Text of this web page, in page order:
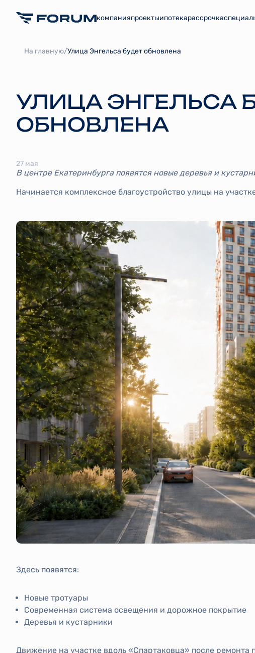
компанияпроектыипотекарассрочка
На главную/Улица Энгельса будет обновлена
УЛИЦА ЭНГЕЛЬСА
ОБНОВЛЕНА
27 мая
В центре Екатеринбурга появятся новые деревья и
Начинается комплексное благоустройство улицы на
Здесь появятся:
Новые тротуары
Современная система освещения и дорожное покрытие
Деревья и кустарники
Движение на участке вдоль «Спартаковца» после ремонта